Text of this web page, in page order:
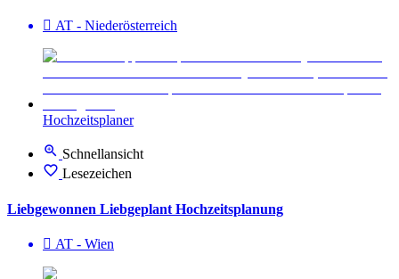
AT - Nieder­österreich
Hochzeitsplaner
Schnellansicht
Lesezeichen
Liebgewonnen Liebgeplant Hochzeitsplanung
AT - Wien